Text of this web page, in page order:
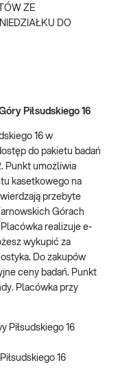
ZE
DO
Piłsudskiego 16
16 w
do pakietu badań
Punkt umożliwia
kasetkowego na
przebyte
Górach
realizuje e-
wykupić za
Do zakupów
ceny badań. Punkt
Placówka przy
Piłsudskiego 16
16